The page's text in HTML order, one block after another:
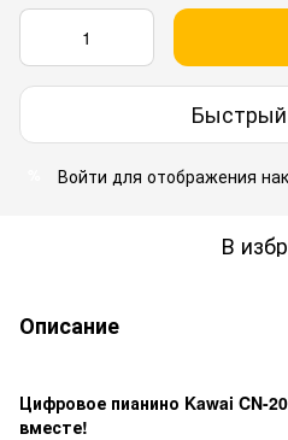
Быстрый
Войти для отображения
В
Описание
Цифровое пианино Kawai CN-
вместе!